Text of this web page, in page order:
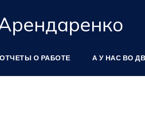
ОТЧЕТЫ О РАБОТЕ А У НАС ВО